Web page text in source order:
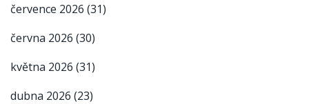
července 2026 (31)
června 2026 (30)
května 2026 (31)
dubna 2026 (23)